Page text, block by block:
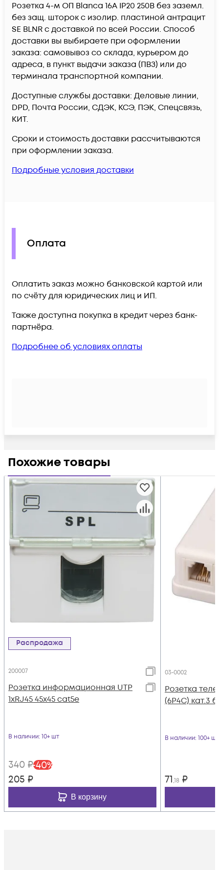
Розетка 4-м ОП Blanca 16А IP20 250В без заземл.
без защ. шторок с изолир. пластиной антрацит
SE BLNR c доставкой по всей России. Способ
доставки вы выбираете при оформлении
заказа: самовывоз со склада, курьером до
адреса, в пункт выдачи заказа (ПВЗ) или до
терминала транспортной компании.
Доступные службы доставки: Деловые линии,
DPD, Почта России, СДЭК, КСЭ, ПЭК, Спецсвязь,
КИТ.
Сроки и стоимость доставки рассчитываются
при оформлении заказа.
Подробные условия доставки
Оплата
Оплатить заказ можно банковской картой или
по счёту для юридических лиц и ИП.
Также доступна покупка в кредит через банк-
партнёра.
Подробнее об условиях оплаты
Похожие товары
Распродажа
200007
Розетка информационная UTP
1хRJ45 45х45 cat5е
В наличии: 10+ шт
340 ₽-40%
205 ₽
В корзину
03-0002
Розетка
(6P4C) кат.3
В наличии: 100+ шт
71,18 ₽